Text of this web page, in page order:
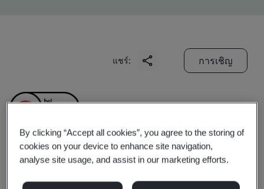
แชร์: การเชิญ
Solomon Systech Limited
By clicking “Accept all cookies”, you agree to the storing of
cookies on your device to enhance site navigation,
analyse site usage, and assist in our marketing efforts.